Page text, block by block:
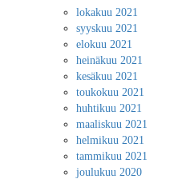
lokakuu 2021
syyskuu 2021
elokuu 2021
heinäkuu 2021
kesäkuu 2021
toukokuu 2021
huhtikuu 2021
maaliskuu 2021
helmikuu 2021
tammikuu 2021
joulukuu 2020